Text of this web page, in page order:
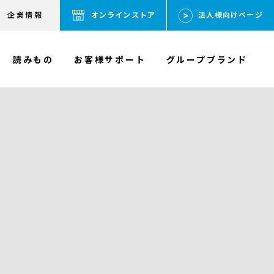
企業情報 オンラインストア 法人様向けページ
読みもの お客様サポート グループブランド